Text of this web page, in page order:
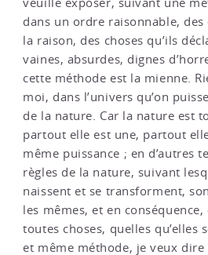
veuille exposer, suivant une
dans un ordre raisonnable, des
la raison, des choses qu’ils
vaines, absurdes, dignes
cette méthode est la mienne.
moi, dans l’univers qu’on
de la nature. Car la nature est
partout elle est une, partout
même puissance ; en d’autres
règles de la nature, suivant
naissent et se transforment,
les mêmes, et en
toutes choses, quelles qu’elles
et même méthode, je veux dire